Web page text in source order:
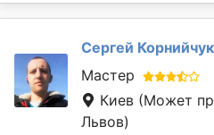
Сергей Корнийчук
Мастер
Киев (Может
Львов)